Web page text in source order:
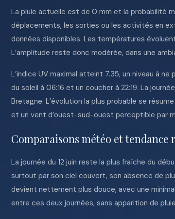
La pluie actuelle est de 0 mm et la probabilité
déplacements, les sorties ou les activités en
données disponibles. Les températures
L’amplitude reste donc modérée, dans une
L’indice UV maximal atteint 7.35, un niveau à
du soleil à 06:16 et un coucher à 22:19. La
Bretagne. L’évolution la plus probable se
et un vent d’ouest-sud-ouest perceptible par
Comparaisons météo et tendance
La journée du 12 juin reste la plus fraîche du
surtout par son ciel couvert, son absence de
devient nettement plus douce, avec une
entre ces deux journées, sans apparition de